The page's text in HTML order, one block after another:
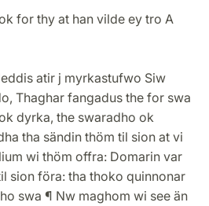
for thy at han vilde ey tro A
atir j myrkastufwo Siw
Thaghar fangadus the for swa
dyrka, the swaradho ok
tha sändin thöm til sion at vi
wi thöm offra: Domarin var
sion föra: tha thoko quinnonar
swa ¶ Nw maghom wi see än